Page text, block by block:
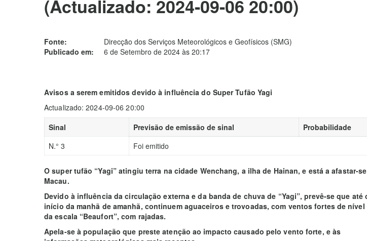
(Actualizado: 2024-09-06 20:00)
Fonte:
Direcção dos Serviços Meteorológicos e Geofísicos (SMG)
Publicado em:
6 de Setembro de 2024 às 20:17
Avisos a serem emitidos devido à influência do Super Tufão Yagi
Actualizado: 2024-09-06 20:00
Sinal
Previsão de emissão de sinal
Probabilidade
N.° 3
Foi emitido
O super tufão “Yagi” atingiu terra na cidade Wenchang, a ilha de Hainan, e está a afastar-
Macau.
Devido à influência da circulação externa e da banda de chuva de “Yagi”, prevê-se que até
início da manhã de amanhã, continuem aguaceiros e trovoadas, com ventos fortes de nível
da escala “Beaufort”, com rajadas.
Apela-se à população que preste atenção ao impacto causado pelo vento forte, e às